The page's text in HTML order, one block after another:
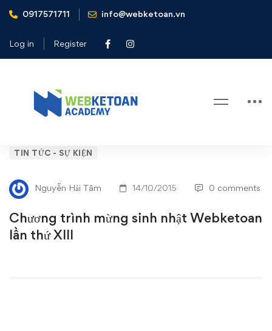
0917571711 info@webketoan.vn
Log in Register
Home
Tin tức - Sự kiện
Chương
trình
mừng
sinh
TIN TỨC - SỰ KIỆN
Nguyễn Hải Tâm 14/10/2015 0 comments
Chương trình mừng sinh nhật Webketoan
lần thứ XIII